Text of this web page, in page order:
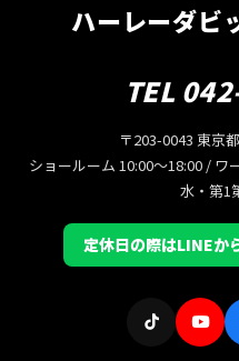
ハーレーダビ
TEL
〒203-0043 東京
ショールーム 10:00〜18:00 / ワ
水・第1
定休日の際はLINEか